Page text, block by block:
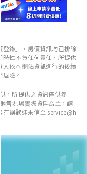
登錄」，房價資訊均已排除
時性不負任何責任，所提供
人依本網站資訊進行的後續
險。
，所提供之資訊僅供參
售現場實際資料為主，請
有誤歡迎來信至 service@h